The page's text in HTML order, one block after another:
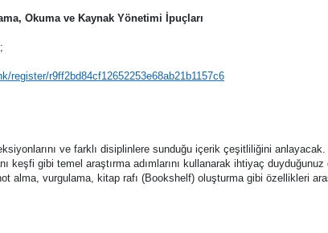
Okuma ve Kaynak Yönetimi İpuçları
register/r9ff2bd84cf12652253e68ab21b1157c6
ve farklı disiplinlere sunduğu içerik çeşitliliğini anlayacak.
keşfi gibi temel araştırma adımlarını kullanarak ihtiyaç
alma, vurgulama, kitap rafı (Bookshelf) oluşturma gibi özellikleri